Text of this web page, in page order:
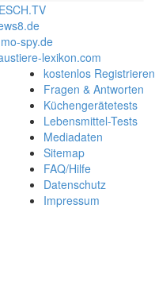
spy.de
lexikon.com
kostenlos Registrieren
Fragen & Antworten
Küchengerätetests
Lebensmittel-Tests
Mediadaten
Sitemap
FAQ/Hilfe
Datenschutz
Impressum